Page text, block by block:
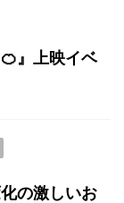
』上映イベ
の激しいお